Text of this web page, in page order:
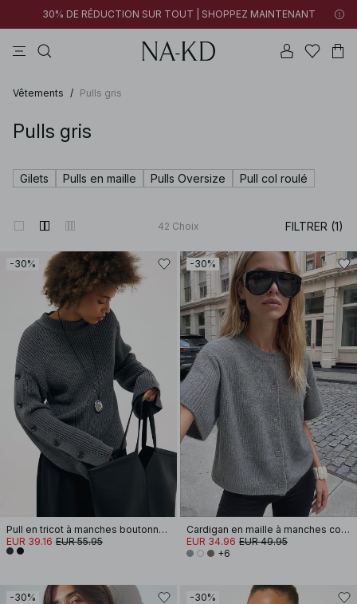
30% DE RÉDUCTION SUR TOUT | SHOPPEZ MAINTENANT
Vêtements / Pulls gris
Pulls gris
Gilets Pulls en maille Pulls Oversize Pull col roulé
42 Choix FILTRER (1)
-30%
Pull en tricot à manches boutonnées
EUR 39.16 EUR 55.95
-30%
Cardigan en maille à manches courtes
EUR 34.96 EUR 49.95
+6
-30% -30%